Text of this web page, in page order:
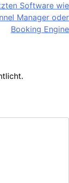
Software wie
Manager oder
Booking Engine